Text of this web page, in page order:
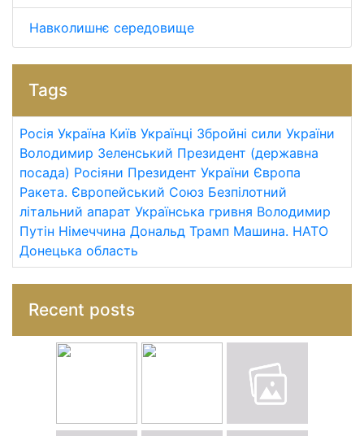
Навколишнє середовище
Tags
Росія Україна Київ Українці Збройні сили України
Володимир Зеленський Президент (державна
посада) Росіяни Президент України Європа
Ракета. Європейський Союз Безпілотний
літальний апарат Українська гривня Володимир
Путін Німеччина Дональд Трамп Машина. НАТО
Донецька область
Recent posts